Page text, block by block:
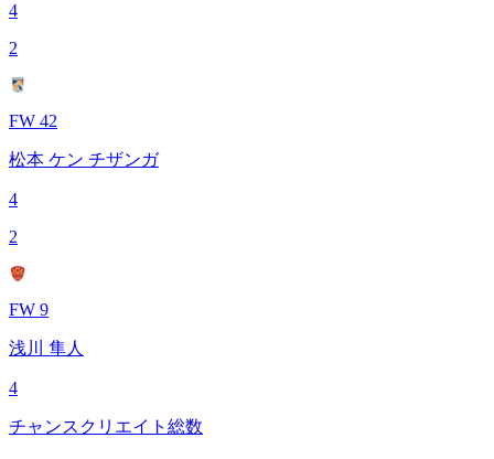
4
2
FW 42
松本 ケン チザンガ
4
2
FW 9
浅川 隼人
4
チャンスクリエイト総数